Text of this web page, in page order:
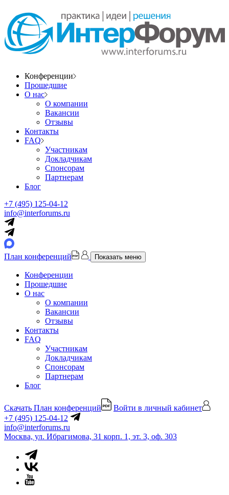
Конференции
Прошедшие
О нас
О компании
Вакансии
Отзывы
Контакты
FAQ
Участникам
Докладчикам
Спонсорам
Партнерам
Блог
+7 (495) 125-04-12
info@interforums.ru
План конференций Показать меню
Конференции
Прошедшие
О нас
О компании
Вакансии
Отзывы
Контакты
FAQ
Участникам
Докладчикам
Спонсорам
Партнерам
Блог
Скачать План конференций
Войти в личный кабинет
+7 (495) 125-04-12
info@interforums.ru
Москва, ул. Ибрагимова, 31 корп. 1, эт. 3, оф. 303